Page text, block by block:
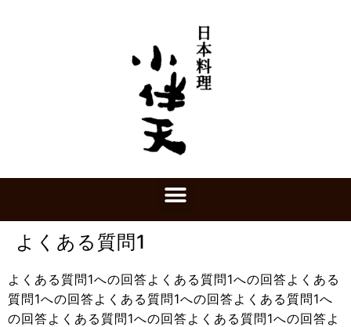
よくある質問1
よくある質問1への回答よくある質問1への回答よくある
質問1への回答よくある質問1への回答よくある質問1へ
の回答よくある質問1への回答よくある質問1への回答よ